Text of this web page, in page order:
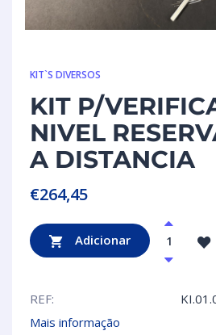
KIT`S DIVERSOS
KIT P/
NIVEL
A DISTANCIA
€264,45
Adicionar
REF:
Mais informação